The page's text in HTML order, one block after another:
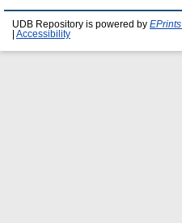
UDB Repository is powered by
Accessibility